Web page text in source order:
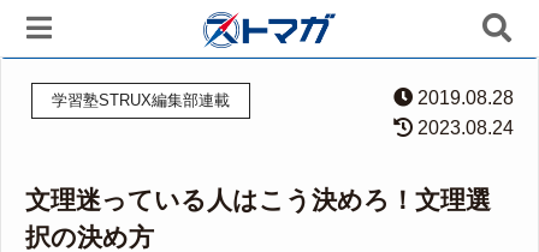
学習塾STRUX編集部連載
2019.08.28
2023.08.24
文理迷っている人はこう決めろ！文理選
択の決め方